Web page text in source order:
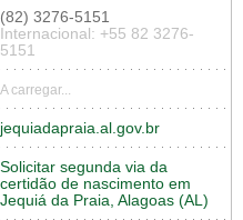
(82) 3276-5151
Internacional: +55 82 3276-
5151
A carregar...
jequiadapraia.al.gov.br
Solicitar segunda via da
certidão de nascimento em
Jequiá da Praia, Alagoas (AL)